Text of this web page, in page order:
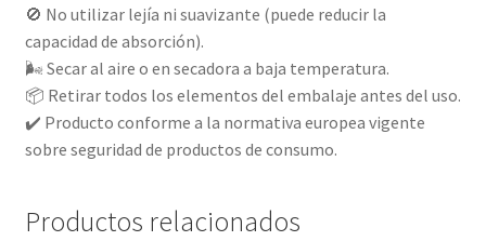
🚫 No utilizar lejía ni suavizante (puede reducir la
capacidad de absorción).
🌬️ Secar al aire o en secadora a baja temperatura.
📦 Retirar todos los elementos del embalaje antes del uso.
✔️ Producto conforme a la normativa europea vigente
sobre seguridad de productos de consumo.
Productos relacionados